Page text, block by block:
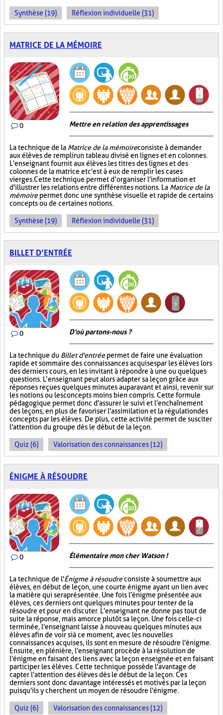
Synthèse (19) Réflexion individuelle (31)
MATRICE DE LA MÉMOIRE
0 Mettre en relation des apprentissages
La technique de la Matrice de la mémoireconsiste à demander
aux élèves de remplir un tableau divisé en lignes et en colonnes.
L'enseignant fournit aux élèves les titres des lignes et des
colonnes de la matrice et c'est à eux de remplir les cases
vierges. Cette technique permet d’organiser l'information et
d'illustrer les relations entre différentes notions. La Matrice de la
mémoirepermet donc une synthèse visuelle et rapide de certains
concepts ou de certaines notions.
Synthèse (19) Réflexion individuelle (31)
BILLET D’ENTRÉE
0 D'où partons-nous ?
La technique du Billet d'entréepermet de faire une évaluation
rapide et sommaire des connaissances acquises par les élèves lors
des derniers cours, en les invitant à répondre à une ou quelques
questions. L’enseignant peut alors adapter sa leçon grâce aux
réponses reçues quelques minutes auparavant et ainsi, revenir sur
les notions ou les concepts moins bien compris. Cette formule
pédagogique permet donc d'assurer le suivi et l'enchaînement
des leçons, en plus de favoriser l'assimilation et la régulation des
concepts par les élèves. De plus, cette activité permet de susciter
l'attention du groupe dès le début de la leçon.
Quiz (6) Valorisation des connaissances (12)
ÉNIGME À RÉSOUDRE
0 Élémentaire mon cher Watson !
La technique de l'Énigme à résoudreconsiste à soumettre aux
élèves, en début de leçon, une courte énigme ayant un lien avec
la matière qui sera présentée. Une fois l'énigme présentée aux
élèves, ces derniers ont quelques minutes pour tenter de la
résoudre et pour en discuter. L'enseignant ne donne pas tout de
suite la réponse, mais amorce plutôt sa leçon. Une fois celle-ci
terminée, l'enseignant laisse à nouveau quelques minutes aux
élèves afin de voir si à ce moment, avec les nouvelles
connaissances acquises, ils sont en mesure de résoudre l'énigme.
Ensuite, en plénière, l'enseignant procède à la résolution de
l'énigme en faisant des liens avec la leçon enseignée et en faisant
participer les élèves. Cette technique possède l'avantage de
capter l'attention des élèves dès le début de la leçon. Ces
derniers sont donc davantage intéressés et motivés par la leçon
puisqu'ils y cherchent un moyen de résoudre l'énigme.
Quiz (6) Valorisation des connaissances (12)